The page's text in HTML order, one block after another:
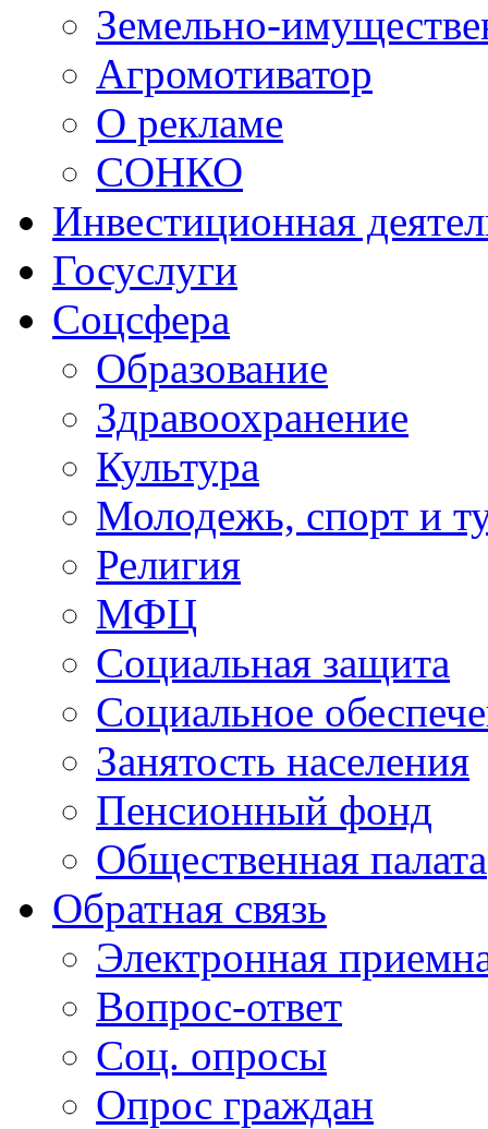
Земельно-
Агромотиватор
О рекламе
СОНКО
Инвестиционная
Госуслуги
Соцсфера
Образование
Здравоохранение
Культура
Молодежь, спорт и
Религия
МФЦ
Социальная защита
Социальное
Занятость населения
Пенсионный фонд
Общественная палата
Обратная связь
Электронная
Вопрос-ответ
Соц. опросы
Опрос граждан